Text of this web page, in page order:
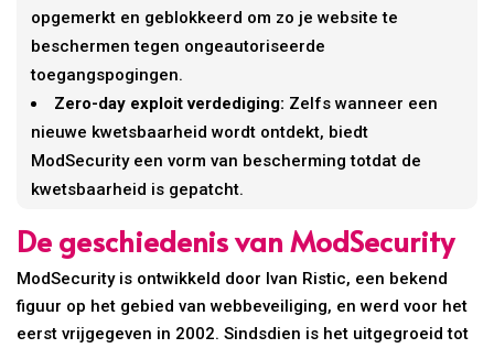
opgemerkt en geblokkeerd om zo je website te
beschermen tegen ongeautoriseerde
toegangspogingen.
Zero-day exploit verdediging: Zelfs wanneer een
nieuwe kwetsbaarheid wordt ontdekt, biedt
ModSecurity een vorm van bescherming totdat de
kwetsbaarheid is gepatcht.
De geschiedenis van ModSecurity
ModSecurity is ontwikkeld door Ivan Ristic, een bekend
figuur op het gebied van webbeveiliging, en werd voor het
eerst vrijgegeven in 2002. Sindsdien is het uitgegroeid tot